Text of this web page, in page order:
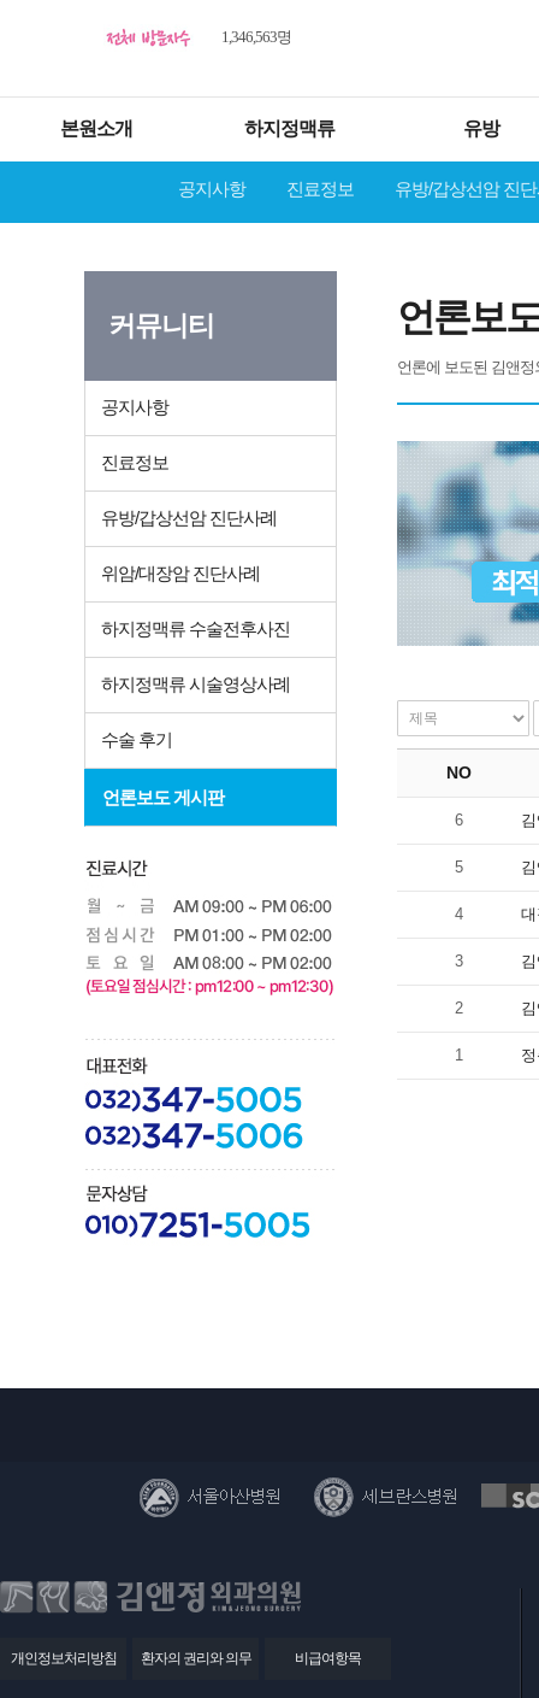
1,346,563명
본원소개 하지정맥류 유방
공지사항 진료정보 유방/갑상선암 진
커뮤니티
공지사항
진료정보
유방/갑상선암 진단사례
위암/대장암 진단사례
하지정맥류 수술전후사진
하지정맥류 시술영상사례
수술 후기
언론보도 게시판
언론보
언론에 보도된 김앤
NO
6
5
4
3
2
1
개인정보처리방침 환자의 권리와 의무 비급여항목